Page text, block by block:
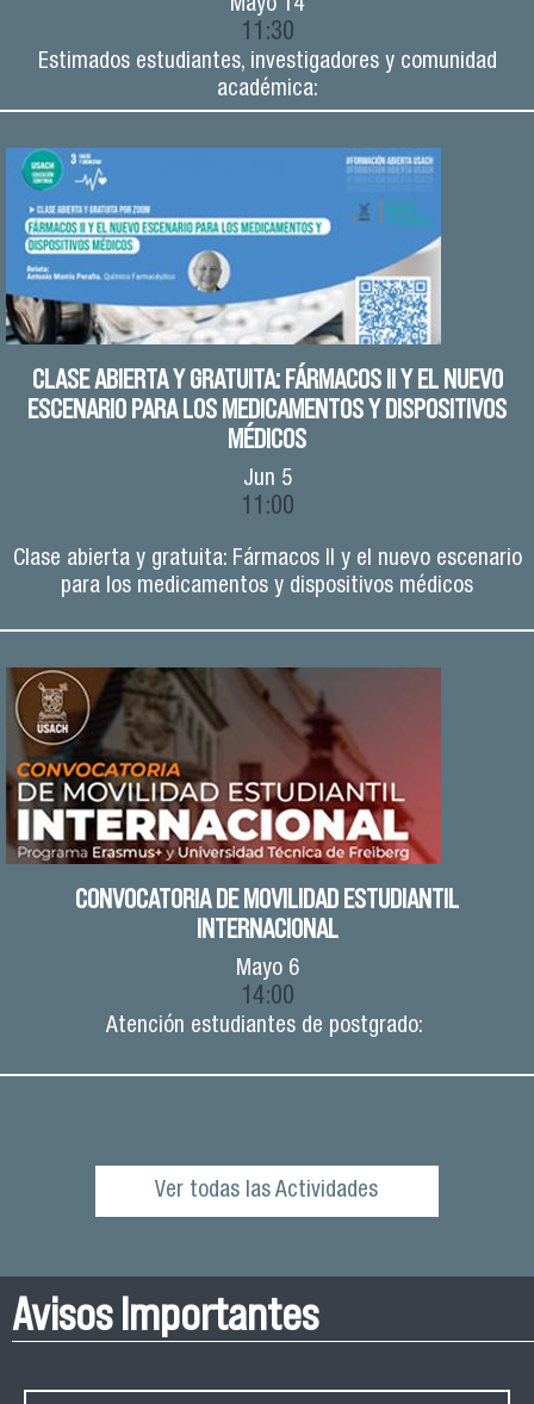
Mayo 14
11:30
Estimados estudiantes, investigadores y comunidad
académica:
CLASE ABIERTA Y GRATUITA: FÁRMACOS II Y EL NUEVO
ESCENARIO PARA LOS MEDICAMENTOS Y DISPOSITIVOS
MÉDICOS
Jun 5
11:00
Clase abierta y gratuita: Fármacos II y el nuevo escenario
para los medicamentos y dispositivos médicos
CONVOCATORIA DE MOVILIDAD ESTUDIANTIL
INTERNACIONAL
Mayo6
14:00
Atención estudiantes de postgrado:
Ver todas las Actividades
Avisos Importantes